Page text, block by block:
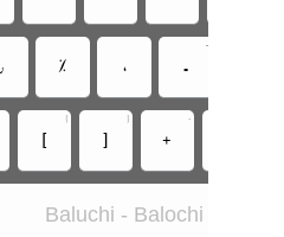
‏ ‏ ‏ ‏

‏

‏

‏

Baluchi - Balochi Persian